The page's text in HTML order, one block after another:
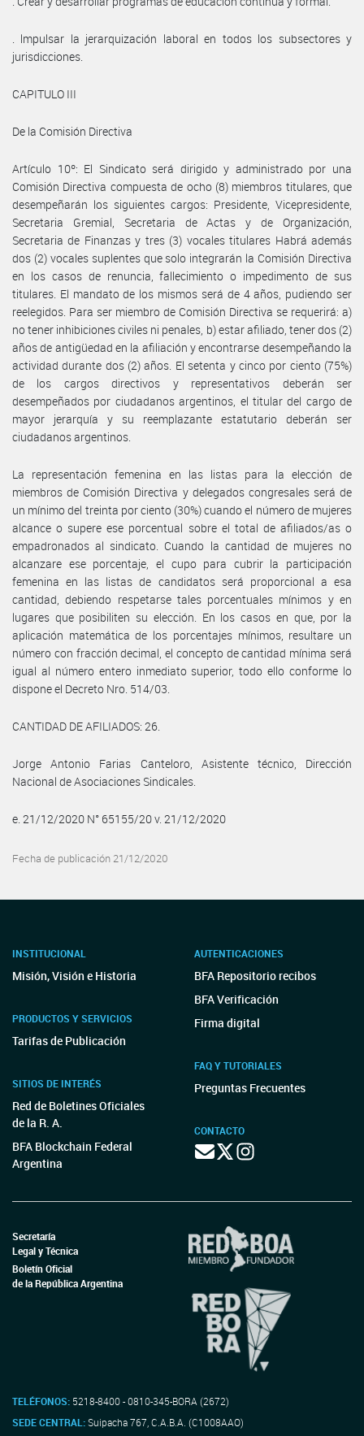
. lmpulsar la jerarquización laboral en todos los subsectores y
jurisdicciones.
CAPITULO III
De la Comisión Directiva
Artículo 10º: El Sindicato será dirigido y administrado por una
Comisión Directiva compuesta de ocho (8) miembros titulares, que
desempeñarán los siguientes cargos: Presidente, Vicepresidente,
Secretaria Gremial, Secretaria de Actas y de Organización,
Secretaria de Finanzas y tres (3) vocales titulares Habrá además
dos (2) vocales suplentes que solo integrarán la Comisión Directiva
en los casos de renuncia, fallecimiento o impedimento de sus
titulares. El mandato de los mismos será de 4 años, pudiendo ser
reelegidos. Para ser miembro de Comisión Directiva se requerirá: a)
no tener inhibiciones civiles ni penales, b) estar afiliado, tener dos (2)
años de antigüedad en la afiliación y encontrarse desempeñando la
actividad durante dos (2) años. El setenta y cinco por ciento (75%)
de los cargos directivos y representativos deberán ser
desempeñados por ciudadanos argentinos, el titular del cargo de
mayor jerarquía y su reemplazante estatutario deberán ser
ciudadanos argentinos.
La representación femenina en las listas para la elección de
miembros de Comisión Directiva y delegados congresales será de
un mínimo del treinta por ciento (30%) cuando el número de mujeres
alcance o supere ese porcentual sobre el total de afiliados/as o
empadronados al sindicato. Cuando la cantidad de mujeres no
alcanzare ese porcentaje, el cupo para cubrir la participación
femenina en las listas de candidatos será proporcional a esa
cantidad, debiendo respetarse tales porcentuales mínimos y en
lugares que posibiliten su elección. En los casos en que, por la
aplicación matemática de los porcentajes mínimos, resultare un
número con fracción decimal, el concepto de cantidad mínima será
igual al número entero inmediato superior, todo ello conforme lo
dispone el Decreto Nro. 514/03.
CANTIDAD DE AFILIADOS: 26.
Jorge Antonio Farias Canteloro, Asistente técnico, Dirección
Nacional de Asociaciones Sindicales.
e. 21/12/2020 N° 65155/20 v. 21/12/2020
Fecha de publicación 21/12/2020
INSTITUCIONAL
Misión, Visión e Historia
PRODUCTOS Y SERVICIOS
Tarifas de Publicación
SITIOS DE INTERÉS
Red de Boletines Oficiales
de la R. A.
BFA Blockchain Federal
Argentina
AUTENTICACIONES
BFA Repositorio recibos
BFA Verificación
Firma digital
FAQ Y TUTORIALES
Preguntas Frecuentes
CONTACTO
Secretaría
Legal y Técnica
Boletín Oficial
de la República Argentina
TELÉFONOS: 5218-8400 - 0810-345-BORA (2672)
SEDE CENTRAL:Suipacha 767, C.A.B.A. (C1008AAO)